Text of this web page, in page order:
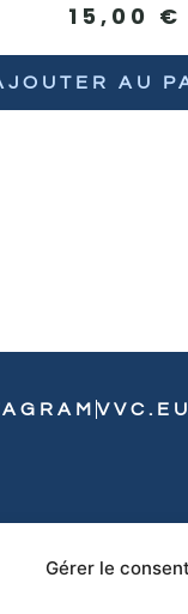
Gérer le
15,00 €
AU
VVC.EU